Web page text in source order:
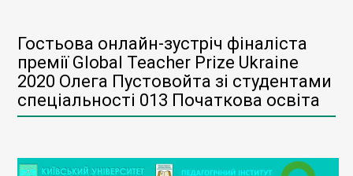
Гостьова онлайн-зустріч фіналіста
премії Global Teacher Prize Ukraine
2020 Олега Пустовойта зі студентами
спеціальності 013 Початкова освіта